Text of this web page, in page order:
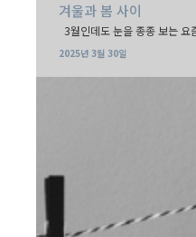
겨울과 봄 사이
3월인데도 눈을 종종 보는
2025년 3월 30일